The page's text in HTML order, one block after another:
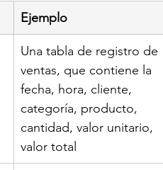
Ejemplo
Una tabla de registro de
ventas, que contiene la
fecha, hora, cliente,
categoría, producto,
cantidad, valor unitario,
valor total